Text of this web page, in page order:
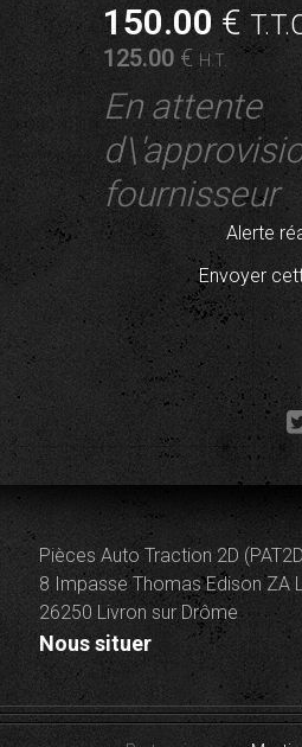
150.00 €
125.00 €H.T.
En attente
fournisseur
Alerte
Envoyer
Pièces Auto Traction 2D
8 Impasse Thomas Edison ZA
26250 Livron sur Drôme
Nous situer